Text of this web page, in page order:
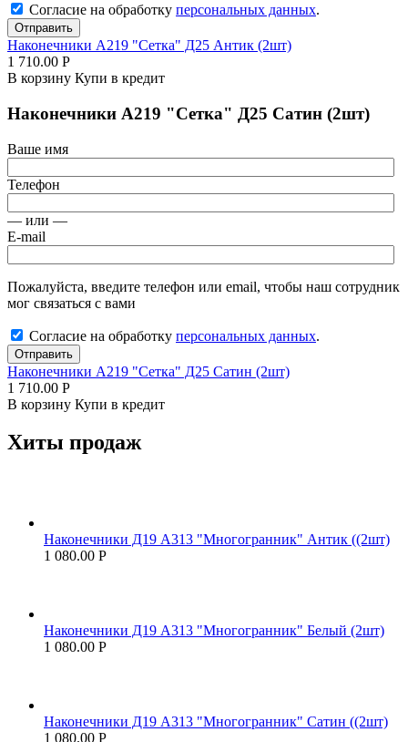
Согласие на обработку персональных данных.
Отправить
Наконечники А219 "Сетка" Д25 Антик (2шт)
1 710.00 Р
В корзину Купи в кредит
Наконечники А219 "Сетка" Д25 Сатин (2шт)
Ваше имя
Телефон
— или —
E-mail
Пожалуйста, введите телефон или email, чтобы наш сотрудник
мог связаться с вами
Согласие на обработку персональных данных.
Отправить
Наконечники А219 "Сетка" Д25 Сатин (2шт)
1 710.00 Р
В корзину Купи в кредит
Хиты продаж
Наконечники Д19 А313 "Многогранник" Антик ((2шт)
1 080.00 Р
Наконечники Д19 А313 "Многогранник" Белый (2шт)
1 080.00 Р
Наконечники Д19 А313 "Многогранник" Сатин ((2шт)
1 080.00 Р